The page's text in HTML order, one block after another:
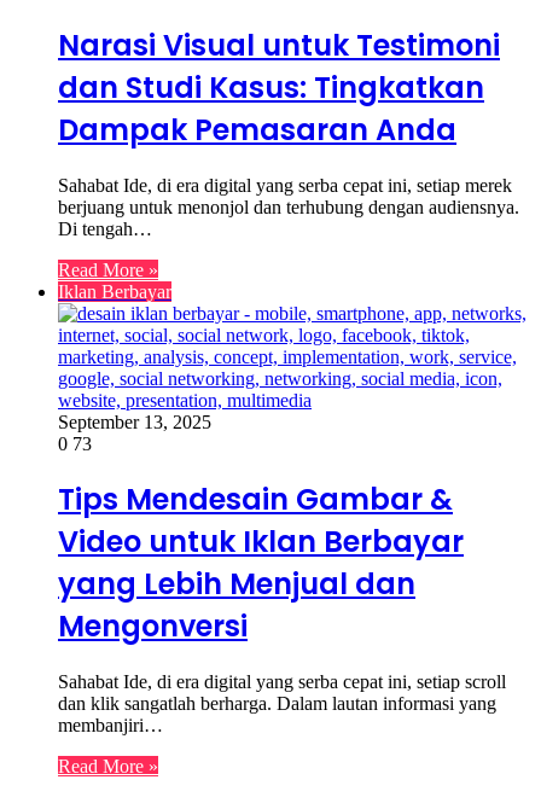
Narasi Visual untuk Testimoni
dan Studi Kasus: Tingkatkan
Dampak Pemasaran Anda
Sahabat Ide, di era digital yang serba cepat ini, setiap merek
berjuang untuk menonjol dan terhubung dengan audiensnya.
Di tengah…
Read More »
Iklan Berbayar
September 13, 2025
0 73
Tips Mendesain Gambar &
Video untuk Iklan Berbayar
yang Lebih Menjual dan
Mengonversi
Sahabat Ide, di era digital yang serba cepat ini, setiap scroll
dan klik sangatlah berharga. Dalam lautan informasi yang
membanjiri…
Read More »